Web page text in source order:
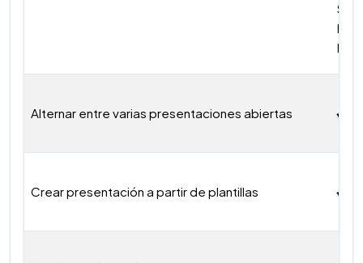
Alternar entre varias presentaciones abiertas
Crear presentación a partir de plantillas